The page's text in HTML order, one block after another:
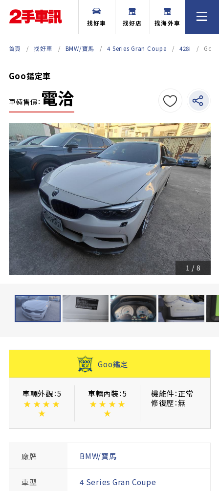
找好車 找好店 找海外車
首頁 找好車 BMW/寶馬 4 Series Gran Coupe 428i Goo
Goo鑑定車
車輛售價： 電洽
1 / 8
Goo鑑定
車輛外觀：5
★ ★ ★ ★
★
車輛內裝：5
★ ★ ★ ★
★
機能件：正常
修復歴：無
廠牌 BMW/寶馬
車型 4 Series Gran Coupe